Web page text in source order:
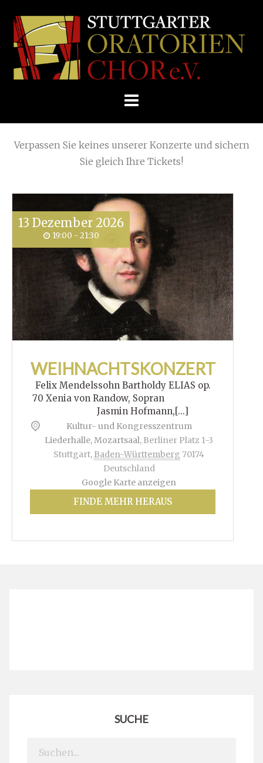
Skip
E.V.
Home Summer Concerts
Verpassen Sie keines unserer Konzerte und sichern
Sie gleich Ihre Tickets!
13 Dezember 2026
19:00 - 21:30
WEIHNACHTSKONZERT
Felix Mendelssohn Bartholdy ELIAS op.
70 Xenia von Randow, Sopran
Jasmin Hofmann,[...]
Kultur- und Kongresszentrum
Liederhalle, Mozartsaal, Berliner Platz 1-3
Stuttgart, Baden-Württemberg 70174
Deutschland
Google Karte anzeigen
FINDE MEHR HERAUS
SUCHE
Search